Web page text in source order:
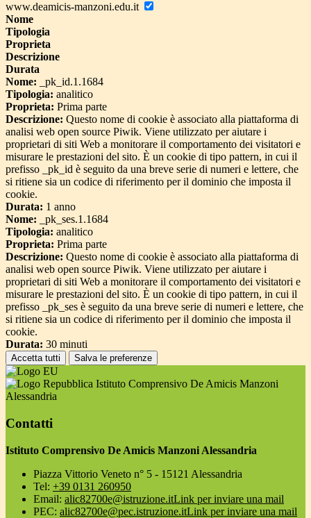
www.deamicis-manzoni.edu.it
Nome
Tipologia
Proprieta
Descrizione
Durata
Nome: _pk_id.1.1684
Tipologia: analitico
Proprieta: Prima parte
Descrizione: Questo nome di cookie è associato alla piattaforma di
analisi web open source Piwik. Viene utilizzato per aiutare i
proprietari di siti Web a monitorare il comportamento dei visitatori e
misurare le prestazioni del sito. È un cookie di tipo pattern, in cui il
prefisso _pk_id è seguito da una breve serie di numeri e lettere, che
si ritiene sia un codice di riferimento per il dominio che imposta il
cookie.
Durata: 1 anno
Nome: _pk_ses.1.1684
Tipologia: analitico
Proprieta: Prima parte
Descrizione: Questo nome di cookie è associato alla piattaforma di
analisi web open source Piwik. Viene utilizzato per aiutare i
proprietari di siti Web a monitorare il comportamento dei visitatori e
misurare le prestazioni del sito. È un cookie di tipo pattern, in cui il
prefisso _pk_ses è seguito da una breve serie di numeri e lettere, che
si ritiene sia un codice di riferimento per il dominio che imposta il
cookie.
Durata: 30 minuti
Accetta tutti Salva le preferenze
Istituto Comprensivo De Amicis Manzoni
Alessandria
Contatti
Istituto Comprensivo De Amicis Manzoni Alessandria
Piazza Vittorio Veneto n° 5 - 15121 Alessandria
Tel: +39 0131 260950
Email: alic82700e@istruzione.itLink per inviare una mail
PEC: alic82700e@pec.istruzione.itLink per inviare una mail